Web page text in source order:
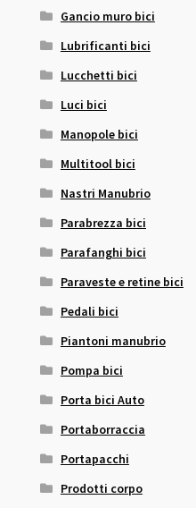
Gancio muro bici
Lubrificanti bici
Lucchetti bici
Luci bici
Manopole bici
Multitool bici
Nastri Manubrio
Parabrezza bici
Parafanghi bici
Paraveste e retine bici
Pedali bici
Piantoni manubrio
Pompa bici
Porta bici Auto
Portaborraccia
Portapacchi
Prodotti corpo